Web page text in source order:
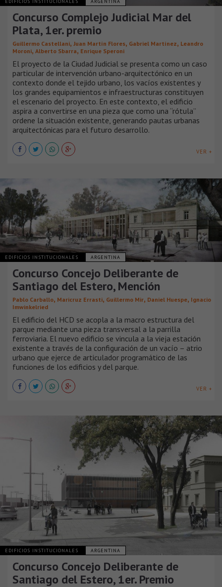
Concurso Complejo Judicial Mar del
Plata, 1er. premio
Guillermo Castellani, Juan Martín Flores, Gabriel Martínez, Leandro
Moroni, Alberto Sbarra, Enrique Speroni
El proyecto de la Ciudad Judicial se presenta como un caso
particular de intervención urbano-arquitectónico en un
contexto donde el tejido urbano, los vacíos existentes y
los grandes equipamientos e infraestructuras constituyen
el escenario del proyecto. En este contexto, el edificio
aspira a convertirse en una pieza que como una “rótula”
ordene la situación existente, generando pautas urbanas
arquitectónicas para el futuro desarrollo.
VER +
EDIFICIOS INSTITUCIONALES ARGENTINA
Concurso Concejo Deliberante de
Santiago del Estero, Mención
Pablo Carballo, Maricruz Errasti, Guillermo Mir, Daniel Huespe, Ignacio
Imwinkelried
El edificio del HCD se acopla a la macro estructura del
parque mediante una pieza transversal a la parrilla
ferroviaria. El nuevo edificio se vincula a la vieja estación
existente a través de la configuración de un vacío – atrio
urbano que ejerce de articulador programático de las
funciones de los edificios y del parque.
VER +
EDIFICIOS INSTITUCIONALES ARGENTINA
Concurso Concejo Deliberante de
Santiago del Estero, 1er. Premio